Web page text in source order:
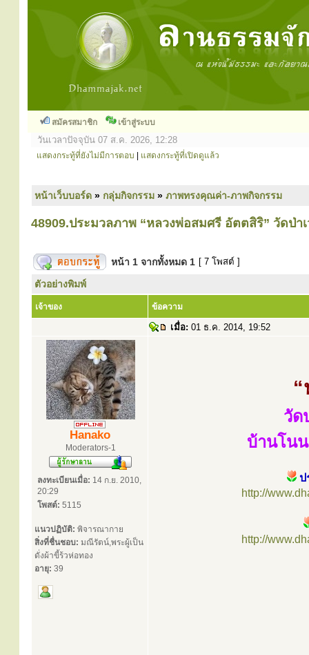
สมัครสมาชิก เข้าสู่ระบบ
วันเวลาปัจจุบัน 07 ส.ค. 2026, 12:28
แสดงกระทู้ที่ยังไม่มีการตอบ แสดงกระทู้ที่เปิดดูแล้ว
หน้าเว็บบอร์ด » กลุ่มกิจกรรม » ภาพทรงคุณค่า-ภาพกิจกรรม
48909.ประมวลภาพ “หลวงพ่อสมศรี อัตตสิริ” วัดป่า
หน้า 1 จากทั้งหมด 1 [ 7 โพสต์ ]
ตัวอย่างพิมพ์
เจ้าของ ข้อความ
เมื่อ: 01 ธ.ค. 2014, 19:52
Hanako
Moderators-1
ลงทะเบียนเมื่อ: 14 ก.ย. 2010,
20:29
โพสต์: 5115
แนวปฏิบัติ: พิจารณากาย
สิ่งที่ชื่นชอบ: มณีรัตน์,พระผู้เป็น
ดั่งผ้าขี้ร้วห่อทอง
อายุ: 39
วัด
บ้านโน
ป
http://
http://